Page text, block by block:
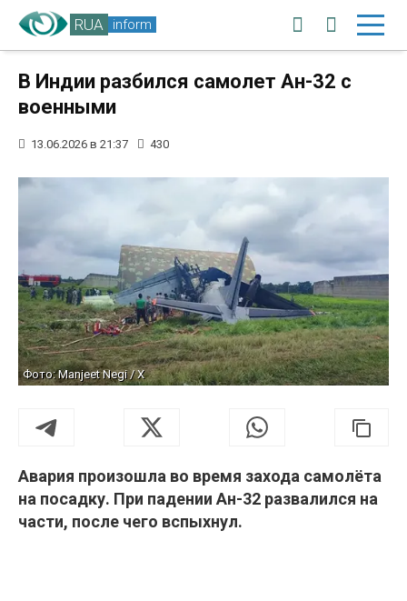
RUA inform
В Индии разбился самолет Ан-32 с
военными
13.06.2026 в 21:37 430
Фото: Manjeet Negi / X
Авария произошла во время захода самолёта
на посадку. При падении Ан-32 развалился на
части, после чего вспыхнул.